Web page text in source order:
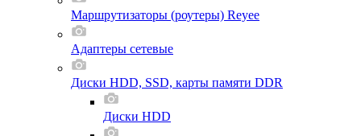
Маршрутизаторы (роутеры) Reyee
Адаптеры сетевые
Диски HDD, SSD, карты памяти DDR
Диски HDD